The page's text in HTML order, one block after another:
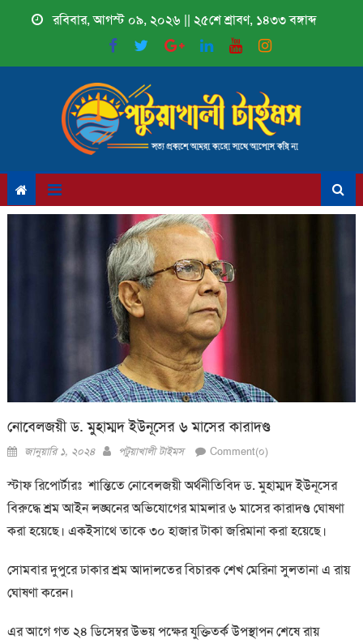
রবিবার, আগস্ট ০৯, ২০২৬ || ২৫শে শ্রাবণ, ১৪৩৩ বঙ্গাব্দ
নোবেলজয়ী ড. মুহাম্মদ ইউনূসের ৬ মাসের কারাদণ্ড
Posted
জানুয়ারি ১, ২০২৪ Author
পটুয়াখালী টাইমস Comment(০)
স্টাফ রিপোর্টারঃ শান্তিতে নোবেলজয়ী অর্থনীতিবিদ ড. মুহাম্মদ ইউনূসের
বিরুদ্ধে শ্রম আইন লঙ্ঘনের অভিযোগের মামলার ৬ মাসের কারাদণ্ড ঘোষণা
করা হয়েছে। একইসাথে তাকে ৩০ হাজার টাকা জরিমানা করা হয়েছে।
সোমবার দুপুরে ঢাকার শ্রম আদালতের বিচারক শেখ মেরিনা সুলতানা এ রায়
ঘোষণা করেন।
এর আগে গত ২৪ ডিসেম্বর উভয় পক্ষের যুক্তিতর্ক উপস্থাপন শেষে রায়